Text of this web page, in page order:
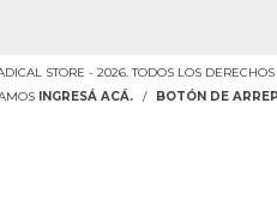
STORE - 2026. TODOS LOS
INGRESÁ ACÁ. / BOTÓN DE